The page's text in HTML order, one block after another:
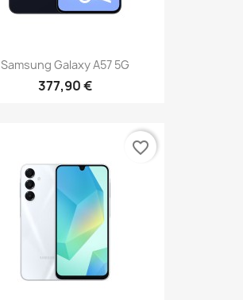
Samsung Galaxy A57 5G
377,90 €
favorite_border